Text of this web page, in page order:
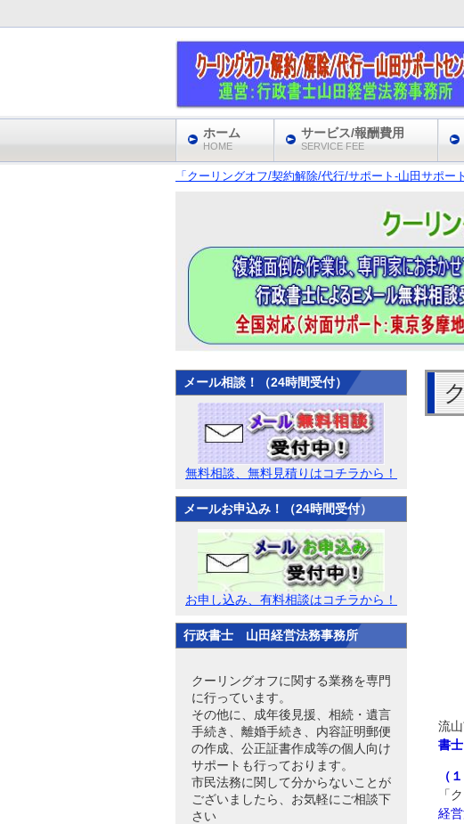
「クーリングオフ/契約解除/代行/サポート‐山田サポ
流
書士
（
「
経
メール相談！（24時間受付）
無料相談、無料見積りはコチラから！
メールお申込み！（24時間受付）
お申し込み、有料相談はコチラから！
行政書士 山田経営法務事務所
クーリングオフに関する業務を専門
に行っています。
その他に、成年後見援、相続・遺言
手続き、離婚手続き、内容証明郵便
の作成、公正証書作成等の個人向け
サポートも行っております。
市民法務に関して分からないことが
ございましたら、お気軽にご相談下
さい
ホーム
HOME
サービス/報酬費用
SERVICE FEE